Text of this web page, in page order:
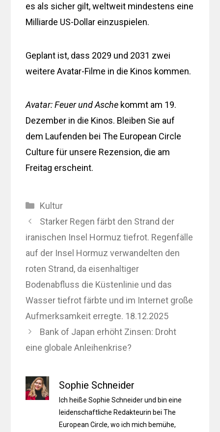
es als sicher gilt, weltweit mindestens eine
Milliarde US-Dollar einzuspielen.
Geplant ist, dass 2029 und 2031 zwei
weitere Avatar-Filme in die Kinos kommen.
Avatar: Feuer und Asche kommt am 19.
Dezember in die Kinos. Bleiben Sie auf
dem Laufenden bei The European Circle
Culture für unsere Rezension, die am
Freitag erscheint.
Kategorien
Kultur
Starker Regen färbt den Strand der
iranischen Insel Hormuz tiefrot. Regenfälle
auf der Insel Hormuz verwandelten den
roten Strand, da eisenhaltiger
Bodenabfluss die Küstenlinie und das
Wasser tiefrot färbte und im Internet große
Aufmerksamkeit erregte. 18.12.2025
Bank of Japan erhöht Zinsen: Droht
eine globale Anleihenkrise?
Sophie Schneider
Ich heiße Sophie Schneider und bin eine
leidenschaftliche Redakteurin bei The
European Circle, wo ich mich bemühe,